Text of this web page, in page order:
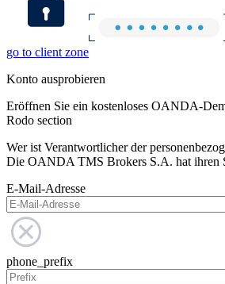
go to client zone
Konto ausprobieren
Eröffnen Sie ein kostenloses OANDA-
Rodo section
Wer ist Verantwortlicher der
Die OANDA TMS Brokers S.A. hat ihren
E-Mail-Adresse
phone_prefix